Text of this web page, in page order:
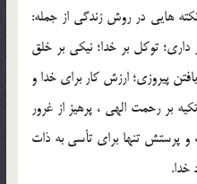
هايي در روش زندگي از جمله:
داري؛ توکل بر خدا؛ نيکي بر خلق
يافتن پيروزي؛ ارزش کار براي خدا و
بر رحمت الهي ، پرهيز از غرور
پرستش تنها براي تأسي به ذات
خدا.